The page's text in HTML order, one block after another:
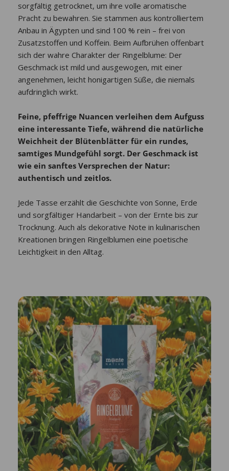
sorgfältig getrocknet, um ihre volle aromatische
Pracht zu bewahren. Sie stammen aus kontrolliertem
Anbau in Ägypten und sind 100 % rein – frei von
Zusatzstoffen und Koffein. Beim Aufbrühen offenbart
sich der wahre Charakter der Ringelblume: Der
Geschmack ist mild und ausgewogen, mit einer
angenehmen, leicht honigartigen Süße, die niemals
aufdringlich wirkt.
Feine, pfeffrige Nuancen verleihen dem Aufguss
eine interessante Tiefe, während die natürliche
Weichheit der Blütenblätter für ein rundes,
samtiges Mundgefühl sorgt. Der Geschmack ist
wie ein sanftes Versprechen der Natur:
authentisch und zeitlos.
Jede Tasse erzählt die Geschichte von Sonne, Erde
und sorgfältiger Handarbeit – von der Ernte bis zur
Trocknung. Auch als dekorative Note in kulinarischen
Kreationen bringen Ringelblumen eine poetische
Leichtigkeit in den Alltag.